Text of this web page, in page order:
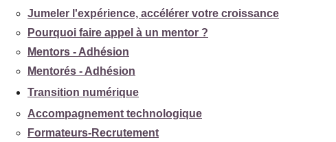
Jumeler l'expérience, accélérer votre croissance
Pourquoi faire appel à un mentor ?
Mentors - Adhésion
Mentorés - Adhésion
Transition numérique
Accompagnement technologique
Formateurs-Recrutement